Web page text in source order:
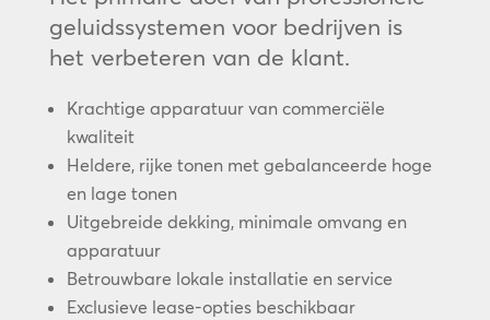
geluidssystemen voor bedrijven is
het verbeteren van de klant.
Krachtige apparatuur van commerciële
kwaliteit
Heldere, rijke tonen met gebalanceerde hoge
en lage tonen
Uitgebreide dekking, minimale omvang en
apparatuur
Betrouwbare lokale installatie en service
Exclusieve lease-opties beschikbaar